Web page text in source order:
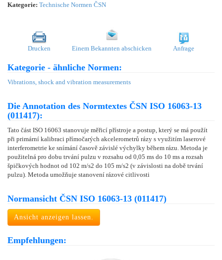
Kategorie: Technische Normen ČSN
Drucken Einem Bekannten abschicken Anfrage
Kategorie - ähnliche Normen:
Vibrations, shock and vibration measurements
Die Annotation des Normtextes ČSN ISO 16063-13
(011417):
Tato část ISO 16063 stanovuje měřicí přístroje a postup, který se má použít
při primární kalibraci přímočarých akcelerometrů rázy s využitím laserové
interferometrie ke snímání časově závislé výchylky během rázu. Metoda je
použitelná pro dobu trvání pulzu v rozsahu od 0,05 ms do 10 ms a rozsah
špičkových hodnot od 102 m/s2 do 105 m/s2 (v závislosti na době trvání
pulzu). Metoda umožňuje stanovení rázové citlivosti
Normansicht ČSN ISO 16063-13 (011417)
Ansicht anzeigen lassen.
Empfehlungen: